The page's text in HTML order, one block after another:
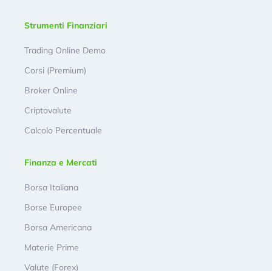
Strumenti Finanziari
Trading Online Demo
Corsi (Premium)
Broker Online
Criptovalute
Calcolo Percentuale
Finanza e Mercati
Borsa Italiana
Borse Europee
Borsa Americana
Materie Prime
Valute (Forex)